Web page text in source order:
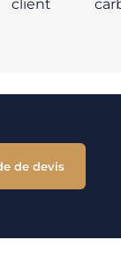
client
de devis